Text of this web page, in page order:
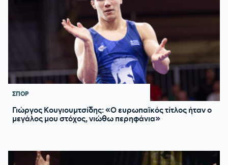
ΣΠΟΡ
Γιώργος Κουγιουμτσίδης: «Ο ευρωπαϊκός τίτλος ήταν ο
μεγάλος μου στόχος, νιώθω περηφάνια»